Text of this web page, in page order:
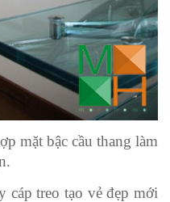
mặt bậc cầu thang làm
cáp treo tạo vẻ đẹp mới